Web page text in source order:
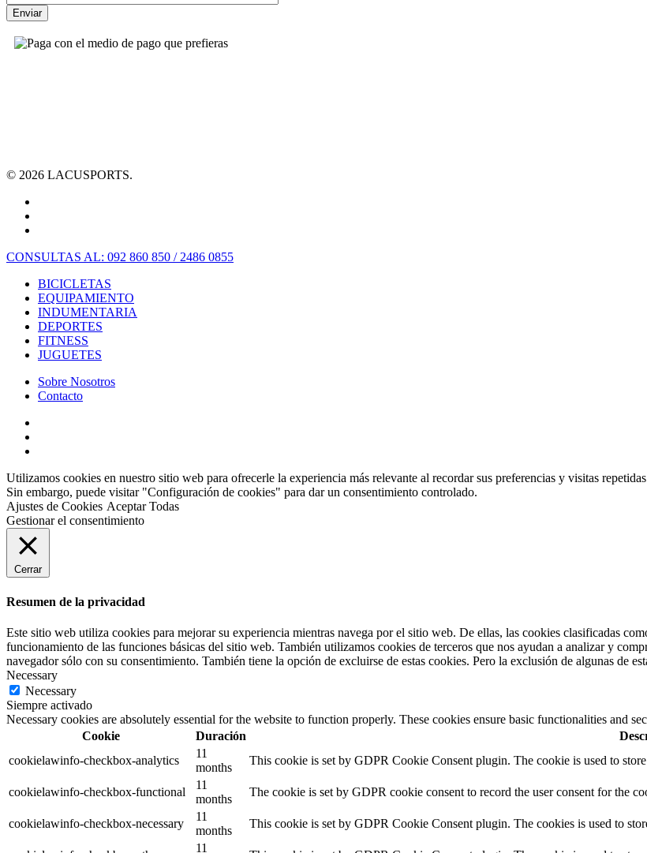
© 2026 LACUSPORTS.
CONSULTAS AL: 092 860 850 / 2486 0855
BICICLETAS
EQUIPAMIENTO
INDUMENTARIA
DEPORTES
FITNESS
JUGUETES
Sobre Nosotros
Contacto
Utilizamos cookies en nuestro sitio web para ofrecerle la experiencia más relevante al recordar sus preferencias y visitas
Sin embargo, puede visitar "Configuración de cookies" para dar un consentimiento controlado.
Ajustes de Cookies Aceptar Todas
Gestionar el consentimiento
Cerrar
Resumen de la privacidad
Este sitio web utiliza cookies para mejorar su experiencia mientras navega por el sitio web. De ellas, las cookies clasificadas
funcionamiento de las funciones básicas del sitio web. También utilizamos cookies de terceros que nos ayudan a analizar y
navegador sólo con su consentimiento. También tiene la opción de excluirse de estas cookies. Pero la exclusión de algunas de
Necessary
Necessary
Siempre activado
Necessary cookies are absolutely essential for the website to function properly. These cookies ensure basic functionalities and
Cookie
Duración
cookielawinfo-checkbox-analytics
11
months
This cookie is set by GDPR Cookie Consent plugin. The cookie is used to
cookielawinfo-checkbox-functional
11
months
The cookie is set by GDPR cookie consent to record the user consent for the
cookielawinfo-checkbox-necessary
11
months
This cookie is set by GDPR Cookie Consent plugin. The cookies is used to
11